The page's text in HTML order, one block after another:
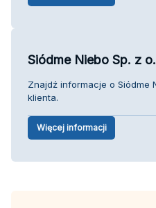
Siódme Niebo Sp. z
Znajdź informacje o Siódme
klienta.
Więcej informacji